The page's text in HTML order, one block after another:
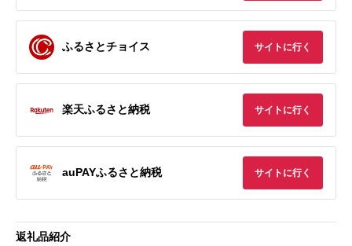
ふるさとチョイス サイトに行く
楽天ふるさと納税 サイトに行く
auPAYふるさと納税 サイトに行く
返礼品紹介